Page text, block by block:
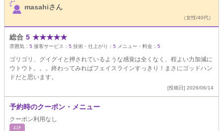
masahiさん
（女性/40代）
総合 5 ★★★★★
雰囲気： 5 接客サービス： 5 技術・仕上がり： 5 メニュー・料金： 5
ゴリゴリ、グイグイと押されているような感覚は全くなく、程よい力加減に
ウトウト。。。終わってみればフェイスラインすっきり！まさにゴッドハン
ドだと思います。
[投稿日] 2026/06/14
予約時のクーポン・メニュー
クーポン利用なし
ｴｽﾃ